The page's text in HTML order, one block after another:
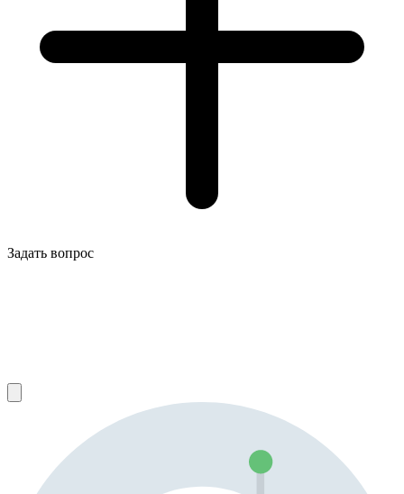
Задать вопрос